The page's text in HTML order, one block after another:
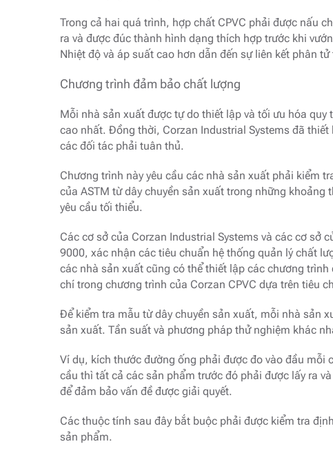
Trong cả hai quá trình, hợp chất CPVC phải được nấu
ra và được đúc thành hình dạng thích hợp trước khi
Nhiệt độ và áp suất cao hơn dẫn đến sự liên kết phân
Chương trình đảm bảo chất lượng
Mỗi nhà sản xuất được tự do thiết lập và tối ưu hóa
cao nhất. Đồng thời, Corzan Industrial Systems đã
các đối tác phải tuân thủ.
Chương trình này yêu cầu các nhà sản xuất phải kiểm
của ASTM từ dây chuyền sản xuất trong những
yêu cầu tối thiểu.
Các cơ sở của Corzan Industrial Systems và các cơ sở
9000, xác nhận các tiêu chuẩn hệ thống quản lý chất
các nhà sản xuất cũng có thể thiết lập các chương
chí trong chương trình của Corzan CPVC dựa trên tiêu
Để kiểm tra mẫu từ dây chuyền sản xuất, mỗi nhà sản
sản xuất. Tần suất và phương pháp thử nghiệm khác
Ví dụ, kích thước đường ống phải được đo vào đầu mỗi
cầu thì tất cả các sản phẩm trước đó phải được lấy ra
để đảm bảo vấn đề được giải quyết.
Các thuộc tính sau đây bắt buộc phải được kiểm tra
sản phẩm.